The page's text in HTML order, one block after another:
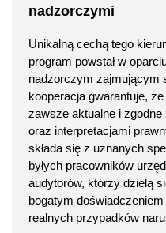
nadzorczymi
Unikalną cechą tego
program powstał w
nadzorczym zajmującym
kooperacja gwarantuje,
zawsze aktualne i
oraz interpretacjami
składa się z uznanych
byłych pracowników
audytorów, którzy dzielą
bogatym
realnych przypadków